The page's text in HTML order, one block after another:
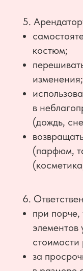
5.
костюм;
изменения;
в
(дождь,
(парфюм,
6.
при порче,
за